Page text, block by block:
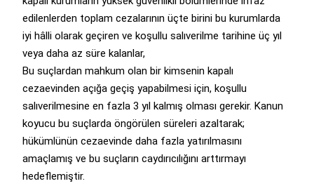
edilenlerden toplam cezalarının üçte birini bu kurumlarda
iyi hâlli olarak geçiren ve koşullu salıverilme tarihine üç yıl
veya daha az süre kalanlar,
Bu suçlardan mahkum olan bir kimsenin kapalı
cezaevinden açığa geçiş yapabilmesi için, koşullu
salıverilmesine en fazla 3 yıl kalmış olması gerekir. Kanun
koyucu bu suçlarda öngörülen süreleri azaltarak;
hükümlünün cezaevinde daha fazla yatırılmasını
amaçlamış ve bu suçların caydırıcılığını arttırmayı
hedeflemiştir.